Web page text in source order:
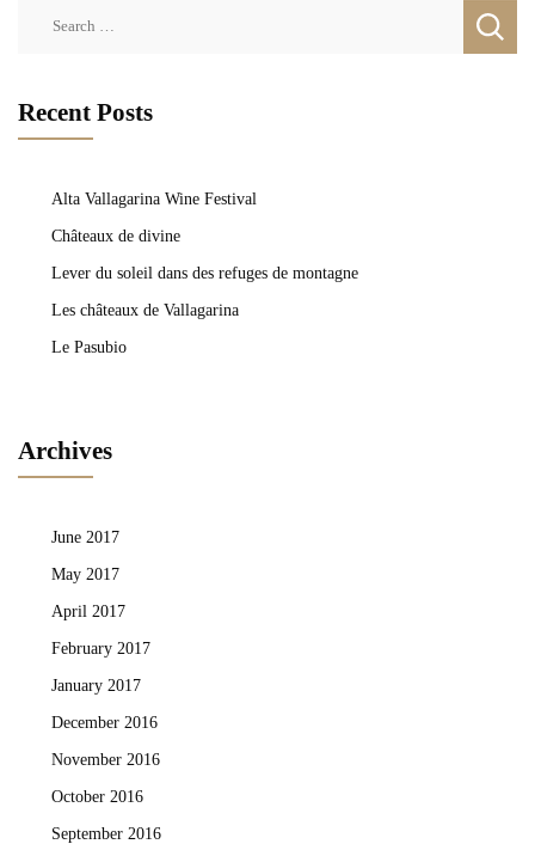
Recent Posts
Alta Vallagarina Wine Festival
Châteaux de divine
Lever du soleil dans des refuges de montagne
Les châteaux de Vallagarina
Le Pasubio
Archives
June 2017
May 2017
April 2017
February 2017
January 2017
December 2016
November 2016
October 2016
September 2016